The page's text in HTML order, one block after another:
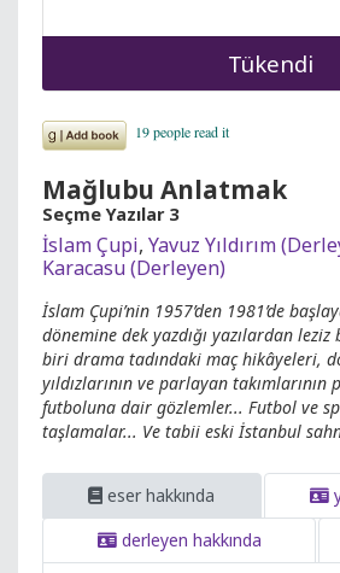
Tükendi
Mağlubu Anlatmak
Seçme Yazılar 3
İslam Çupi, Yavuz Yıldırım
Karacasu (Derleyen)
İslam Çupi’nin 1957’den 1981’de
dönemine dek yazdığı yazılardan
biri drama tadındaki maç hikâyeleri,
yıldızlarının ve parlayan
futboluna dair gözlemler... Futbol ve
taşlamalar... Ve tabii eski İstanbul
eser hakkında
derleyen hakkında